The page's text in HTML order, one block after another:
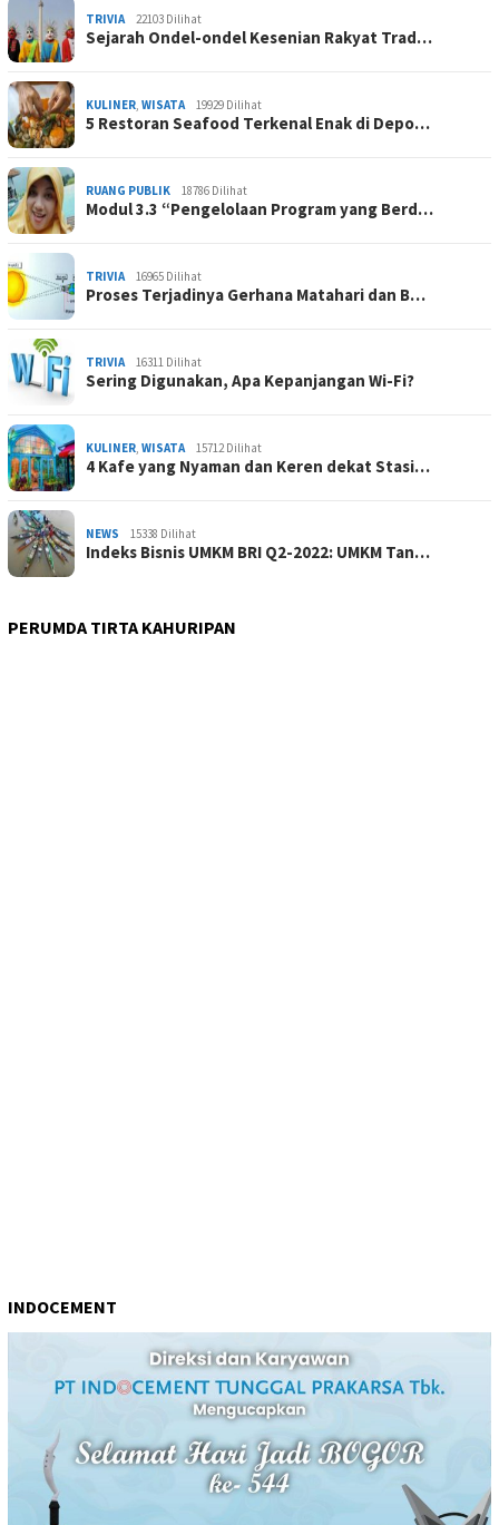
TRIVIA 22103 Dilihat
Sejarah Ondel-ondel Kesenian Rakyat Trad…
KULINER, WISATA 19929 Dilihat
5 Restoran Seafood Terkenal Enak di Depo…
RUANG PUBLIK 18786 Dilihat
Modul 3.3 “Pengelolaan Program yang Berd…
TRIVIA 16965 Dilihat
Proses Terjadinya Gerhana Matahari dan B…
TRIVIA 16311 Dilihat
Sering Digunakan, Apa Kepanjangan Wi-Fi?
KULINER, WISATA 15712 Dilihat
4 Kafe yang Nyaman dan Keren dekat Stasi…
NEWS 15338 Dilihat
Indeks Bisnis UMKM BRI Q2-2022: UMKM Tan…
PERUMDA TIRTA KAHURIPAN
INDOCEMENT